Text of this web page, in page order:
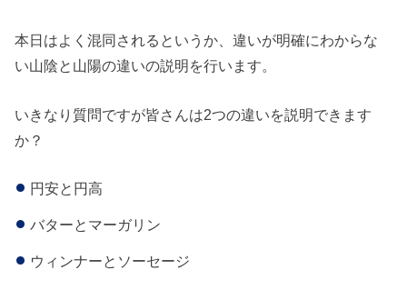
本日はよく混同されるというか、違いが明確にわからな
い山陰と山陽の違いの説明を行います。
いきなり質問ですが皆さんは2つの違いを説明できます
か？
円安と円高
バターとマーガリン
ウィンナーとソーセージ